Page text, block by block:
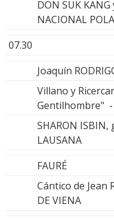
DON SUK KANG
NACIONAL
07.30
Joaquín
Villano y
Gentilhombre" -
SHARON ISBIN,
LAUSANA
FAURÉ
Cántico de Jean
DE VIENA